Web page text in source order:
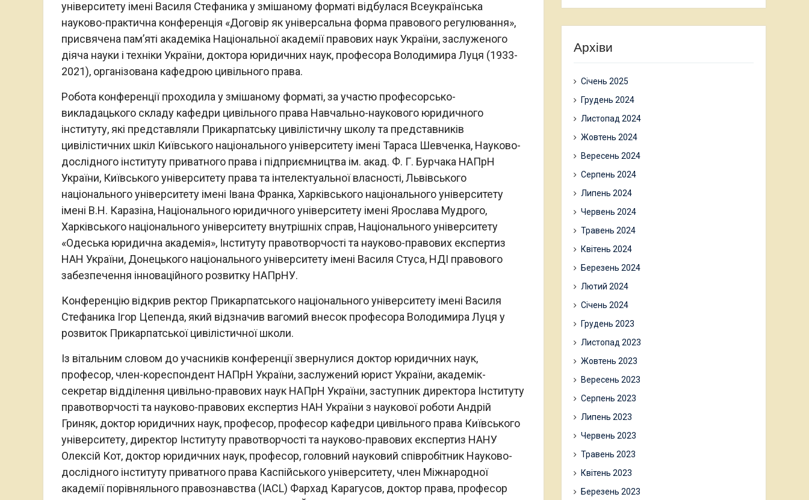
університету імені Василя Стефаника у змішаному форматі відбулася Всеукраїнська
науково-практична конференція «Договір як універсальна форма правового регулювання»,
присвячена пам’яті академіка Національної академії правових наук України, заслуженого
діяча науки і техніки України, доктора юридичних наук, професора Володимира Луця (1933-
2021), організована кафедрою цивільного права.
Робота конференції проходила у змішаному форматі, за участю професорсько-
викладацького складу кафедри цивільного права Навчально-наукового юридичного
інституту, які представляли Прикарпатську цивілістичну школу та представників
цивілістичних шкіл Київського національного університету імені Тараса Шевченка, Науково-
дослідного інституту приватного права і підприємництва ім. акад. Ф. Г. Бурчака НАПрН
України, Київського університету права та інтелектуальної власності, Львівського
національного університету імені Івана Франка, Харківського національного університету
імені В.Н. Каразіна, Національного юридичного університету імені Ярослава Мудрого,
Харківського національного університету внутрішніх справ, Національного університету
«Одеська юридична академія», Інституту правотворчості та науково-правових експертиз
НАН України, Донецького національного університету імені Василя Стуса, НДІ правового
забезпечення інноваційного розвитку НАПрНУ.
Конференцію відкрив ректор Прикарпатського національного університету імені Василя
Стефаника Ігор Цепенда, який відзначив вагомий внесок професора Володимира Луця у
розвиток Прикарпатської цивілістичної школи.
Із вітальним словом до учасників конференції звернулися доктор юридичних наук,
професор, член-кореспондент НАПрН України, заслужений юрист України, академік-
секретар відділення цивільно-правових наук НАПрН України, заступник директора Інституту
правотворчості та науково-правових експертиз НАН України з наукової роботи Андрій
Гриняк, доктор юридичних наук, професор, професор кафедри цивільного права Київського
університету, директор Інституту правотворчості та науково-правових експертиз НАНУ
Олексій Кот, доктор юридичних наук, професор, головний науковий співробітник Науково-
дослідного інституту приватного права Каспійського університету, член Міжнародної
академії порівняльного правознавства (IACL) Фархад Карагусов, доктор права, професор
Архіви
Січень 2025
Грудень 2024
Листопад 2024
Жовтень 2024
Вересень 2024
Серпень 2024
Липень 2024
Червень 2024
Травень 2024
Квітень 2024
Березень 2024
Лютий 2024
Січень 2024
Грудень 2023
Листопад 2023
Жовтень 2023
Вересень 2023
Серпень 2023
Липень 2023
Червень 2023
Травень 2023
Квітень 2023
Березень 2023